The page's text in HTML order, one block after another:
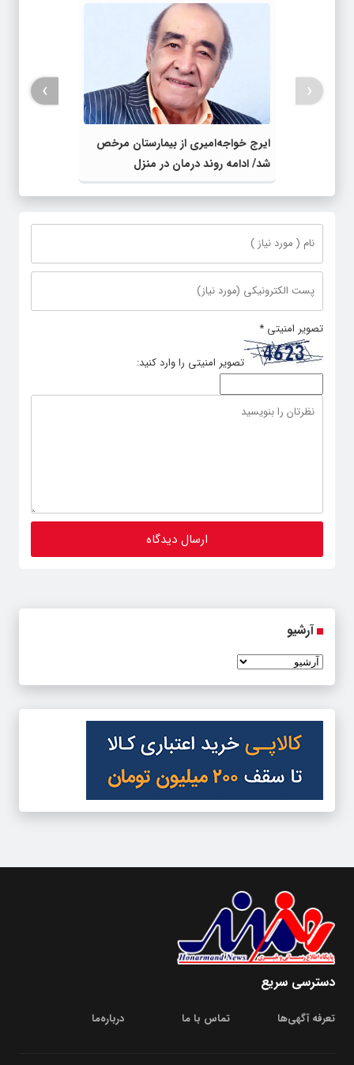
ایرج خواجه‌امیری از بیمارستان مرخص
شد/ ادامه روند درمان در منزل
‹
›
تصویر امنیتی *
تصویر امنیتی را وارد کنید:
آرشیو
دسترسی سریع
تعرفه آگهی‌ها تماس با ما درباره‌‌ما